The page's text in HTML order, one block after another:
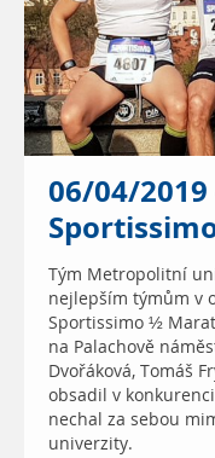
06/04/2019
Tým Metropolitní
nejlepším týmům v
Sportissimo ½
na Palachově
Dvořáková, Tomáš
obsadil v
nechal za sebou
univerzity.